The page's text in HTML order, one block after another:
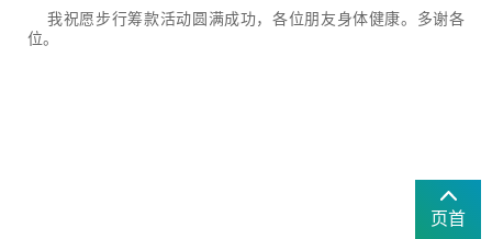
我祝愿步行筹款活动圆满成功，各位朋友身体健康。多谢各
位。
页首